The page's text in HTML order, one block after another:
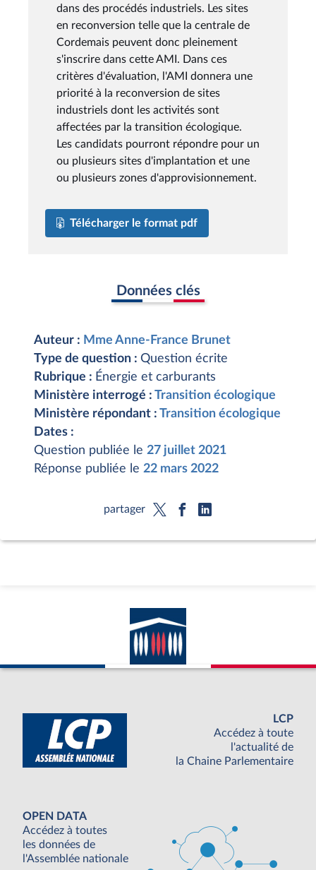
dans des procédés industriels. Les sites
en reconversion telle que la centrale de
Cordemais peuvent donc pleinement
s'inscrire dans cette AMI. Dans ces
critères d'évaluation, l'AMI donnera une
priorité à la reconversion de sites
industriels dont les activités sont
affectées par la transition écologique.
Les candidats pourront répondre pour un
ou plusieurs sites d'implantation et une
ou plusieurs zones d'approvisionnement.
Télécharger le format pdf
Données clés
Auteur : Mme Anne-France Brunet
Type de question : Question écrite
Rubrique : Énergie et carburants
Ministère interrogé : Transition écologique
Ministère répondant : Transition écologique
Dates :
Question publiée le 27 juillet 2021
Réponse publiée le 22 mars 2022
partager
LCP
Accédez à toute
l'actualité de
la Chaine Parlementaire
OPEN DATA
Accédez à toutes
les données de
l'Assemblée nationale